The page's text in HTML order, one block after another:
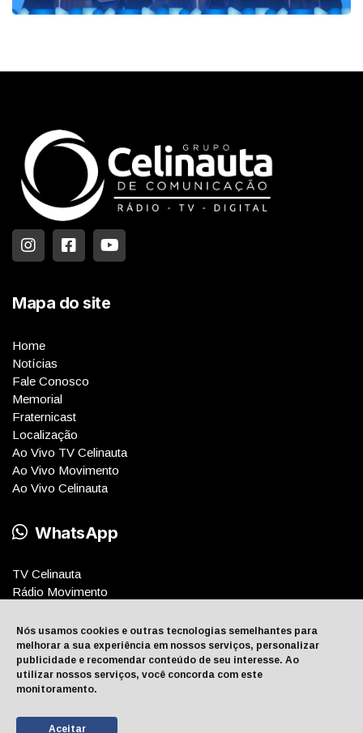
Mapa do site
Home
Notícias
Fale Conosco
Memorial
Fraternicast
Localização
Ao Vivo TV Celinauta
Ao Vivo Movimento
Ao Vivo Celinauta
WhatsApp
TV Celinauta
Rádio Movimento
Desenvolvimento:
Nós usamos cookies e outras tecnologias semelhantes para
melhorar a sua experiência em nossos serviços, personalizar
publicidade e recomendar conteúdo de seu interesse. Ao
utilizar nossos serviços, você concorda com este
monitoramento.
Aceitar